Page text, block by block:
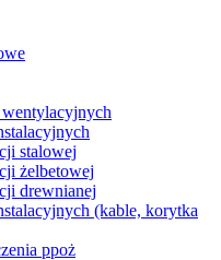
wentylacyjnych
stalowej
żelbetowej
drewnianej
(kable, korytka
ppoż